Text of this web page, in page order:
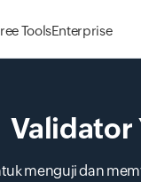
ToolsEnterprise
Validator
menguji dan